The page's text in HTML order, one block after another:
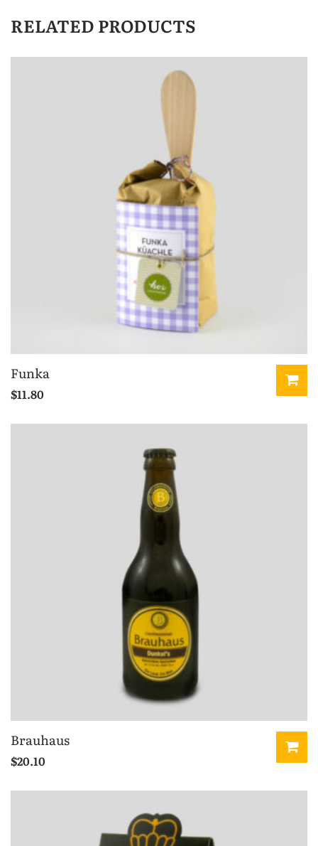
RELATED PRODUCTS
Funka
$11.80
Brauhaus
$20.10